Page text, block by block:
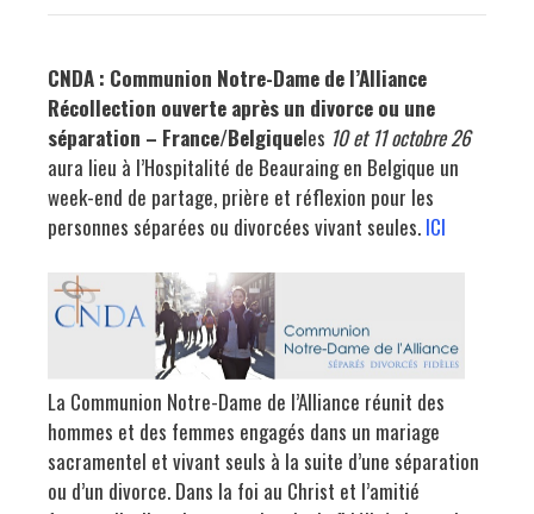
CNDA : Communion Notre-Dame de l’Alliance
Récollection ouverte après un divorce ou une
séparation – France/Belgiqueles 10 et 11 octobre 26
aura lieu à l’Hospitalité de Beauraing en Belgique un
week-end de partage, prière et réflexion pour les
personnes séparées ou divorcées vivant seules. ICI
La Communion Notre-Dame de l’Alliance réunit des
hommes et des femmes engagés dans un mariage
sacramentel et vivant seuls à la suite d’une séparation
ou d’un divorce. Dans la foi au Christ et l’amitié